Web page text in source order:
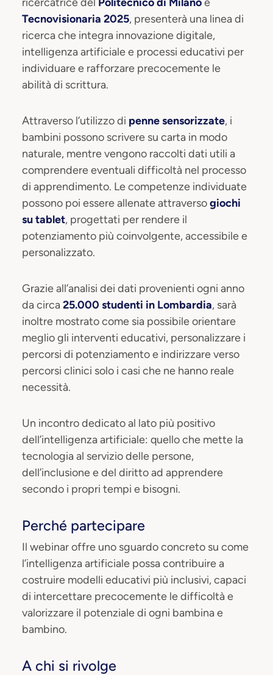
Tecnovisionaria 2025, presenterà una linea di
ricerca che integra innovazione digitale,
intelligenza artificiale e processi educativi per
individuare e rafforzare precocemente le
abilità di scrittura.
Attraverso l’utilizzo di penne sensorizzate, i
bambini possono scrivere su carta in modo
naturale, mentre vengono raccolti dati utili a
comprendere eventuali difficoltà nel processo
di apprendimento. Le competenze individuate
possono poi essere allenate attraversogiochi
su tablet, progettati per rendere il
potenziamento più coinvolgente, accessibile e
personalizzato.
Grazie all’analisi dei dati provenienti ogni anno
da circa25.000 studenti in Lombardia, sarà
inoltre mostrato come sia possibile orientare
meglio gli interventi educativi, personalizzare i
percorsi di potenziamento e indirizzare verso
percorsi clinici solo i casi che ne hanno reale
necessità.
Un incontro dedicato al lato più positivo
dell’intelligenza artificiale: quello che mette la
tecnologia al servizio delle persone,
dell’inclusione e del diritto ad apprendere
secondo i propri tempi e bisogni.
Perché partecipare
Il webinar offre uno sguardo concreto su come
l’intelligenza artificiale possa contribuire a
costruire modelli educativi più inclusivi, capaci
di intercettare precocemente le difficoltà e
valorizzare il potenziale di ogni bambina e
bambino.
A chi si rivolge